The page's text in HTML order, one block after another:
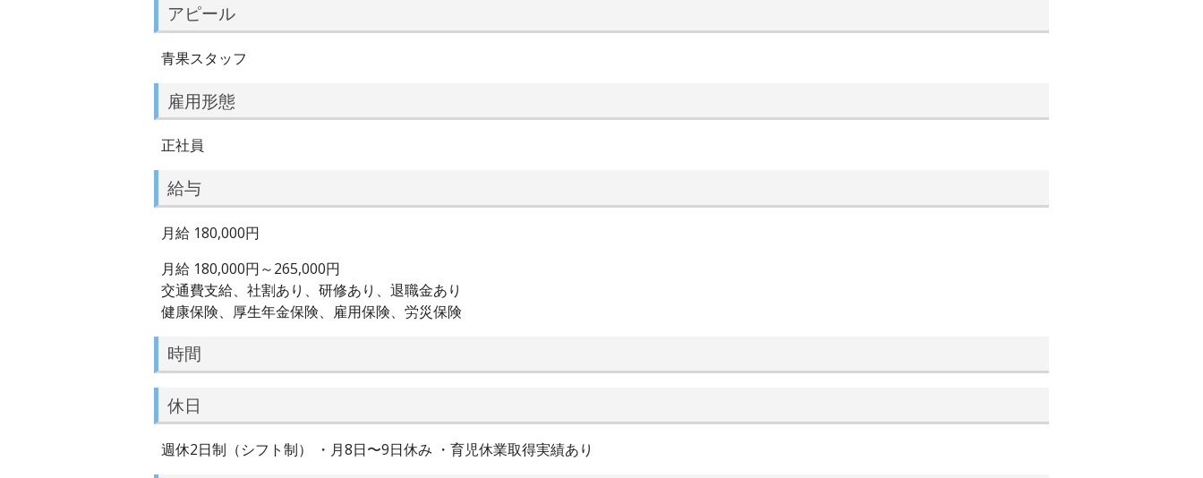
アピール
青果スタッフ
雇用形態
正社員
給与
月給 180,000円
月給 180,000円～265,000円
交通費支給、社割あり、研修あり、退職金あり
健康保険、厚生年金保険、雇用保険、労災保険
時間
休日
週休2日制（シフト制） ・月8日〜9日休み ・育児休業取得実績あり